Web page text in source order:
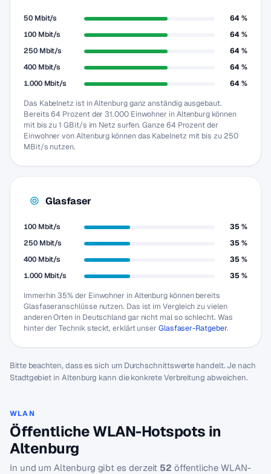
50 Mbit/s
64 %
100 Mbit/s
64 %
250 Mbit/s
64 %
400 Mbit/s
64 %
1.000 Mbit/s
64 %
Das Kabelnetz ist in Altenburg ganz anständig ausgebaut.
Bereits 64 Prozent der 31.000 Einwohner in Altenburg können
mit bis zu 1 GBit/s im Netz surfen. Ganze 64 Prozent der
Einwohner von Altenburg können das Kabelnetz mit bis zu 250
MBit/s nutzen.
Glasfaser
100 Mbit/s
35 %
250 Mbit/s
35 %
400 Mbit/s
35 %
1.000 Mbit/s
35 %
Immerhin 35% der Einwohner in Altenburg können bereits
Glasfaseranschlüsse nutzen. Das ist im Vergleich zu vielen
anderen Orten in Deutschland gar nicht mal so schlecht. Was
hinter der Technik steckt, erklärt unser Glasfaser-Ratgeber.
Bitte beachten, dass es sich um Durchschnittswerte handelt. Je nach
Stadtgebiet in Altenburg kann die konkrete Verbreitung abweichen.
WLAN
Öffentliche WLAN-Hotspots in
Altenburg
In und um Altenburg gibt es derzeit 52 öffentliche WLAN-